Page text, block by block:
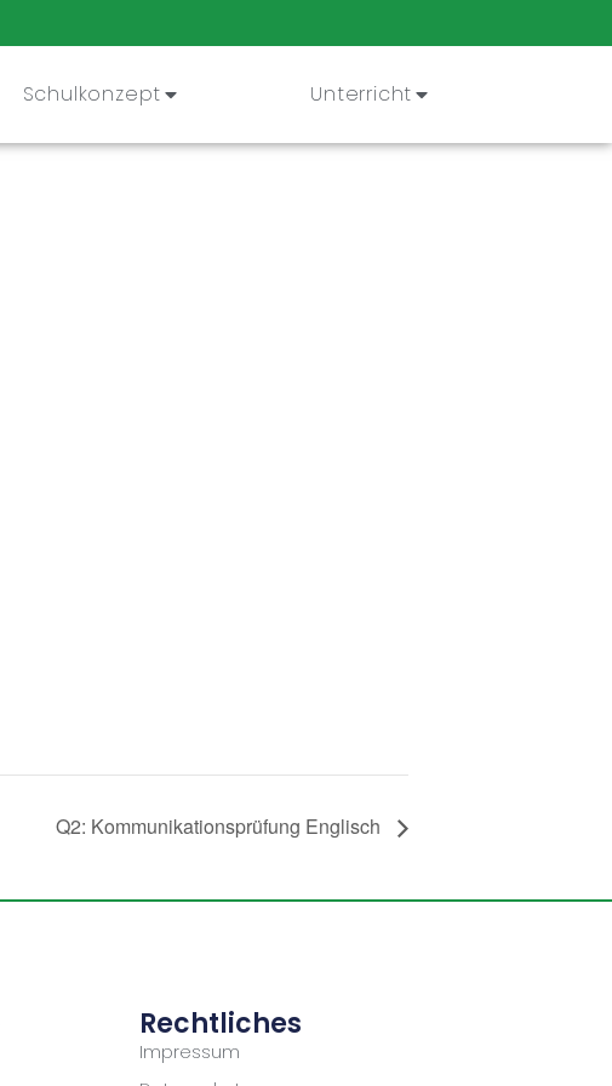
Schulkonzept Unterricht
Q2: Kommunikationsprüfung Englisch
Rechtliches
Impressum